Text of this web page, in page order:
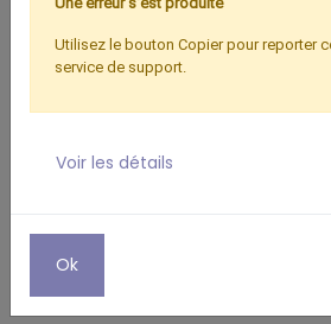
Utilisez le bouton Copier pour reporter
service de support.
Voir les détails
Ok